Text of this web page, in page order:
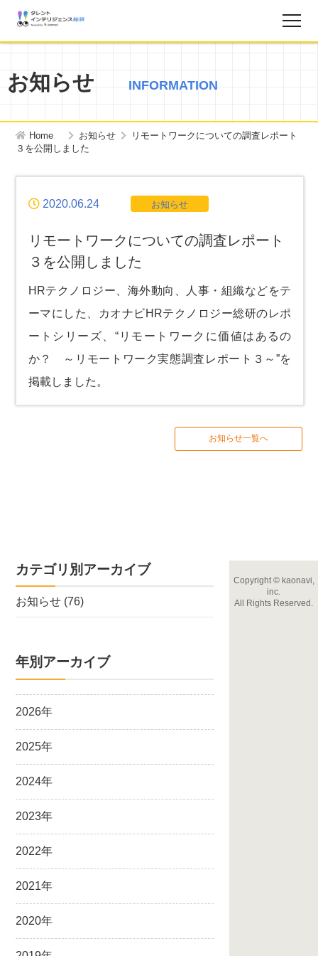
タレントインテリジェンス総研とは？
個人情報保護方針
サイトマップ
お知らせ INFORMATION
Home お知らせ
リモートワークについての調査レポート
３を公開しました
2020.06.24 お知らせ
リモートワークについての調査レポート
３を公開しました
HRテクノロジー、海外動向、人事・組織などをテ
ーマにした、カオナビHRテクノロジー総研のレポ
ートシリーズ、 “リモートワークに価値はあるの
か？ ～リモートワーク実態調査レポート３～”を
掲載しました。
お知らせ一覧へ
カテゴリ別アーカイブ
お知らせ (76)
年別アーカイブ
2026年
2025年
2024年
2023年
2022年
2021年
2020年
Copyright©kaonavi,
inc.
All Rights Reserved.